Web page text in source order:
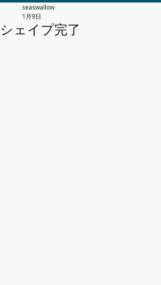
シェイプ完了
seaswallow
1月9日